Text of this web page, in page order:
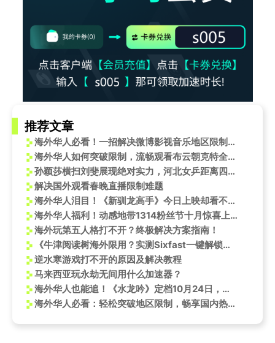
推荐文章
海外华人必看！一招解决微博影视音乐地区限制，父亲节特别篇
海外华人如何突破限制，流畅观看布云朝克特全运会网球精彩赛事？
孙颖莎横扫刘斐展现绝对实力，河北女乒距离四强仅一步之遥
解决国外观看春晚直播限制难题
海外华人泪目！《新驯龙高手》今日上映却看不了？3招破解地区限制，带你重温童年经典！
海外华人福利！动感地带1314粉丝节十月惊喜上线，原神、LOL手游礼包免费领
海外玩第五人格打不开？终极解决方案指南！
《牛津阅读树海外限用？实测Sixfast一键解锁英语启蒙资源》
逆水寒游戏打不开的原因及解决教程
马来西亚玩永劫无间用什么加速器？
海外华人也能追！《水龙吟》定档10月24日，罗云熙邀你共闯江湖
海外华人必看：轻松突破地区限制，畅享国内热门影视综艺全攻略